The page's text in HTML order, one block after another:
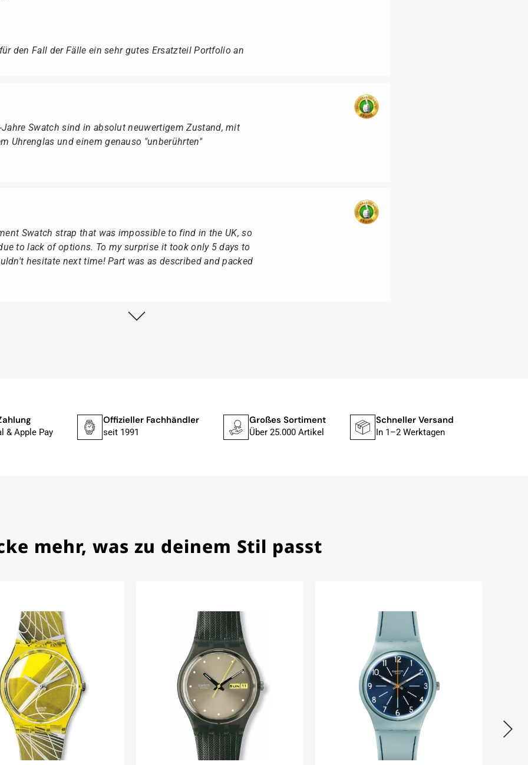
den Fall der Fälle ein sehr gutes Ersatzteil Portfolio an
Jahre Swatch sind in absolut neuwertigem Zustand, mit
Uhrenglas und einem genauso "unberührten"
Swatch strap that was impossible to find in the UK, so
to lack of options. To my surprise it took only 5 days to
hesitate next time! Part was as described and packed
Arbeit und tollen Service extrem weiter empfehlen.
Jahr 1996 ist
Uhr. Vielen Dank :-)
& Apple Pay
Offizieller Fachhändler
seit 1991
Großes Sortiment
Über 25.000 Artikel
Schneller Versand
In 1–2 Werktagen
mehr, was zu deinem Stil passt